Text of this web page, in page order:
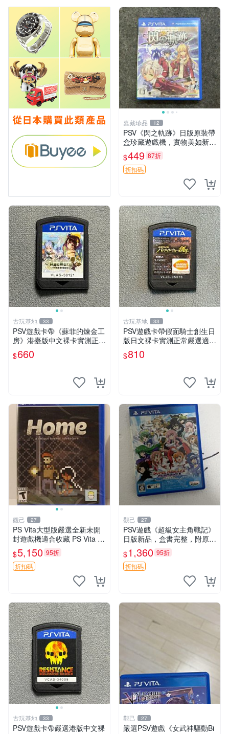
嘉藏珍品 12
PSV《閃之軌跡》日版原裝帶
盒珍藏遊戲機，實物美如新，
嚴選推薦 閃之軌跡 日版 PSV
原裝帶盒
$449 87折
折扣碼
古玩基地 33
PSV遊戲卡帶《蘇菲的煉金工
房》港臺版中文裸卡實測正常
嚴選直銷僅售不退不換單次2
張起享優惠 煉金工房 游戲卡
$660
古玩基地 33
PSV遊戲卡帶假面騎士創生日
版日文裸卡實測正常嚴選適合
收藏2張起享優惠 假面騎士
創生 PSV 卡帶
$810
觀己 27
PS Vita大型版嚴選全新未開
封遊戲機適合收藏 PS Vita 新
型號 家用遊戲機 直營店優選
$5,150 95折
折扣碼
觀己 27
PSV遊戲《超級女主角戰記》
日版新品，盒書完整，附原裝
包裝，玩樂典藏款，成就全開
任你挑戰 超級女主角戰記 PS
V 游戲 日版 成就全開 DLC 全
$1,360 95折
折扣碼
古玩基地 33
PSV遊戲卡帶嚴選港版中文裸
觀己 27
嚴選PSV遊戲《女武神驅動Bi